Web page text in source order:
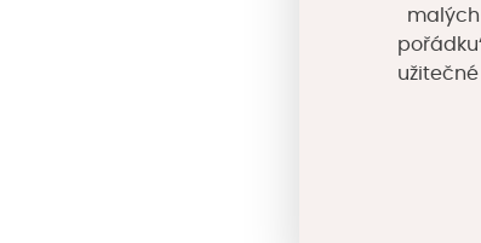
využití
vlastními
malých